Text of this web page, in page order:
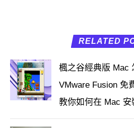
RELATED
楓之谷經典版 Mac
VMware Fusion 免
教你如何在 Mac 安